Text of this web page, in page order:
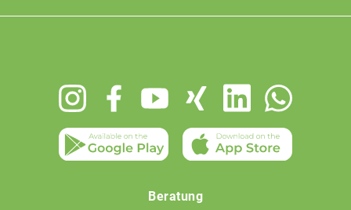
Beratung